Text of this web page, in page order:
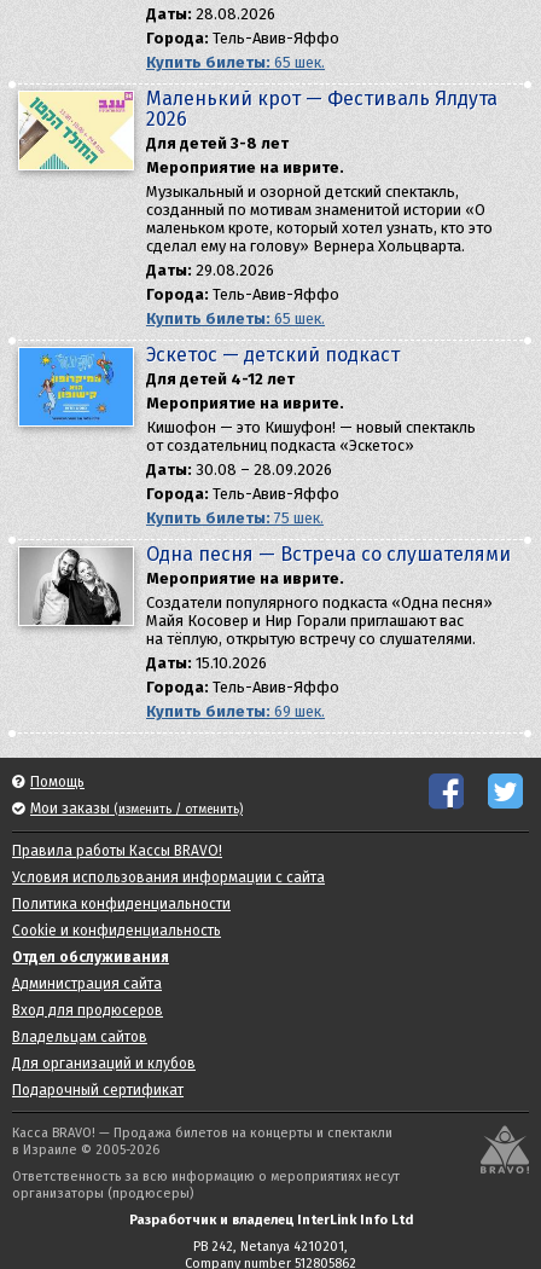
Даты: 28.08.2026
Города: Тель-Авив-Яффо
Купить билеты: 65 шек.
Маленький крот — Фестиваль Ялдута
2026
Для детей 3-8 лет
Мероприятие на иврите.
Музыкальный и озорной детский спектакль,
созданный по мотивам знаменитой истории «О
маленьком кроте, который хотел узнать, кто это
сделал ему на голову» Вернера Хольцварта.
Даты: 29.08.2026
Города: Тель-Авив-Яффо
Купить билеты: 65 шек.
Эскетос — детский подкаст
Для детей 4-12 лет
Мероприятие на иврите.
Кишофон — это Кишуфон! — новый спектакль
от создательниц подкаста «Эскетос»
Даты: 30.08 – 28.09.2026
Города: Тель-Авив-Яффо
Купить билеты: 75 шек.
Одна песня — Встреча со слушателями
Мероприятие на иврите.
Создатели популярного подкаста «Одна песня»
Майя Косовер и Нир Горали приглашают вас
на тёплую, открытую встречу со слушателями.
Даты: 15.10.2026
Города: Тель-Авив-Яффо
Купить билеты: 69 шек.
Помощь
Мои заказы (изменить / отменить)
Правила работы Кассы BRAVO!
Условия использования информации с сайта
Политика конфиденциальности
Cookie и конфиденциальность
Отдел обслуживания
Администрация сайта
Вход для продюсеров
Владельцам сайтов
Для организаций и клубов
Подарочный сертификат
Касса BRAVO! — Продажа билетов на концерты и спектакли
в Израиле © 2005-2026
Ответственность за всю информацию о мероприятиях несут
организаторы (продюсеры)
Разработчик и владелец InterLink Info Ltd
PB 242, Netanya 4210201,
Company number 512805862